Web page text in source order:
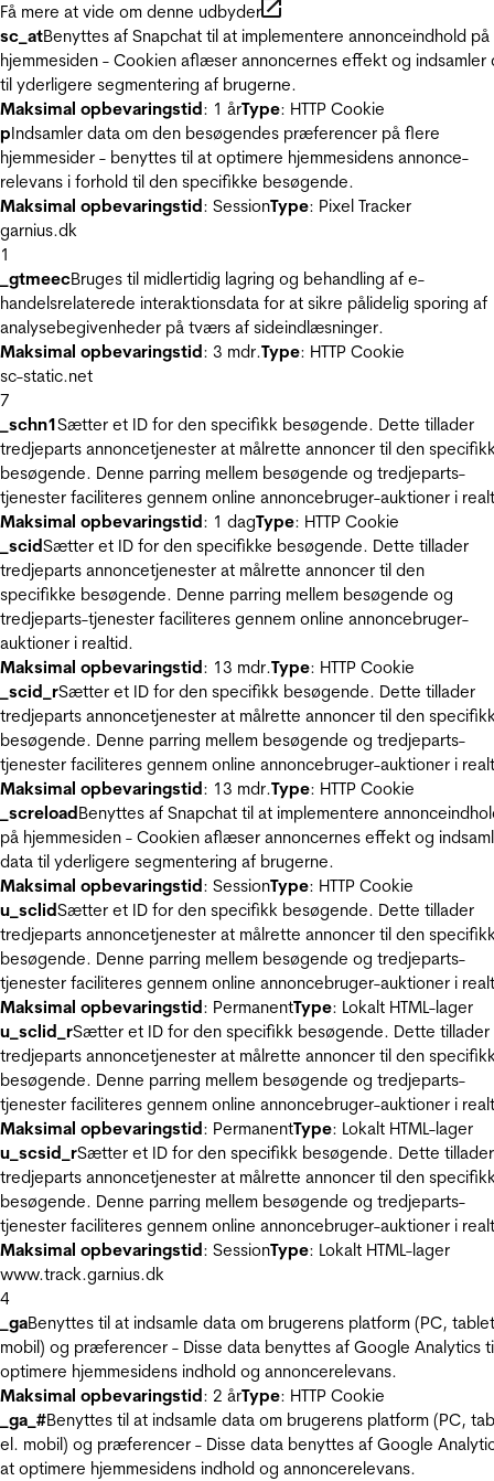
Få mere at vide om denne udbyder
sc_atBenyttes af Snapchat til at implementere annonceindhold på
hjemmesiden - Cookien aflæser annoncernes effekt og indsamler
til yderligere segmentering af brugerne.
Maksimal opbevaringstid: 1 årType: HTTP Cookie
pIndsamler data om den besøgendes præferencer på flere
hjemmesider - benyttes til at optimere hjemmesidens annonce-
relevans i forhold til den specifikke besøgende.
Maksimal opbevaringstid: SessionType: Pixel Tracker
garnius.dk
1
_gtmeecBruges til midlertidig lagring og behandling af e-
handelsrelaterede interaktionsdata for at sikre pålidelig sporing af
analysebegivenheder på tværs af sideindlæsninger.
Maksimal opbevaringstid: 3 mdr.Type: HTTP Cookie
sc-static.net
7
_schn1Sætter et ID for den specifikk besøgende. Dette tillader
tredjeparts annoncetjenester at målrette annoncer til den
besøgende. Denne parring mellem besøgende og tredjeparts-
tjenester faciliteres gennem online annoncebruger-auktioner i
Maksimal opbevaringstid: 1 dagType: HTTP Cookie
_scidSætter et ID for den specifikke besøgende. Dette tillader
tredjeparts annoncetjenester at målrette annoncer til den
specifikke besøgende. Denne parring mellem besøgende og
tredjeparts-tjenester faciliteres gennem online annoncebruger-
auktioner i realtid.
Maksimal opbevaringstid: 13 mdr.Type: HTTP Cookie
_scid_rSætter et ID for den specifikk besøgende. Dette tillader
tredjeparts annoncetjenester at målrette annoncer til den
besøgende. Denne parring mellem besøgende og tredjeparts-
tjenester faciliteres gennem online annoncebruger-auktioner i
Maksimal opbevaringstid: 13 mdr.Type: HTTP Cookie
_screloadBenyttes af Snapchat til at implementere
på hjemmesiden - Cookien aflæser annoncernes effekt og
data til yderligere segmentering af brugerne.
Maksimal opbevaringstid: SessionType: HTTP Cookie
u_sclidSætter et ID for den specifikk besøgende. Dette tillader
tredjeparts annoncetjenester at målrette annoncer til den
besøgende. Denne parring mellem besøgende og tredjeparts-
tjenester faciliteres gennem online annoncebruger-auktioner i
Maksimal opbevaringstid: PermanentType: Lokalt HTML-lager
u_sclid_rSætter et ID for den specifikk besøgende. Dette tillader
tredjeparts annoncetjenester at målrette annoncer til den
besøgende. Denne parring mellem besøgende og tredjeparts-
tjenester faciliteres gennem online annoncebruger-auktioner i
Maksimal opbevaringstid: PermanentType: Lokalt HTML-lager
u_scsid_rSætter et ID for den specifikk besøgende. Dette tillader
tredjeparts annoncetjenester at målrette annoncer til den
besøgende. Denne parring mellem besøgende og tredjeparts-
tjenester faciliteres gennem online annoncebruger-auktioner i
Maksimal opbevaringstid: SessionType: Lokalt HTML-lager
www.track.garnius.dk
4
_gaBenyttes til at indsamle data om brugerens platform (PC,
mobil) og præferencer - Disse data benyttes af Google Analytics
optimere hjemmesidens indhold og annoncerelevans.
Maksimal opbevaringstid: 2 årType: HTTP Cookie
_ga_#Benyttes til at indsamle data om brugerens platform (PC,
el. mobil) og præferencer - Disse data benyttes af Google
at optimere hjemmesidens indhold og annoncerelevans.